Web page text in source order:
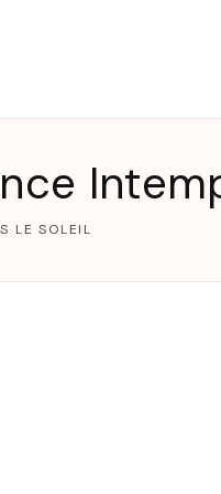
LE SOLEIL